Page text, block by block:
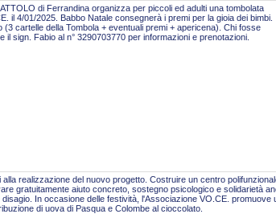
di Ferrandina organizza per piccoli ed adulti una tombolata
il 4/01/2025. Babbo Natale consegnerà i premi per la gioia dei bimbi.
(3 cartelle della Tombola + eventuali premi + apericena). Chi fosse
il sign. Fabio al n° 3290703770 per informazioni e prenotazioni.
realizzazione del nuovo progetto. Costruire un centro
gratuitamente aiuto concreto, sostegno psicologico e solidarietà
In occasione delle festività, l'Associazione VO.CE. promuove
di uova di Pasqua e Colombe al cioccolato.